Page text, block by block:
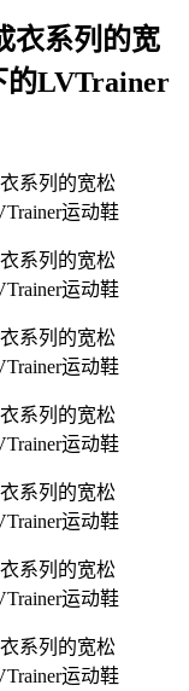
衣系列的宽
的LVTrainer